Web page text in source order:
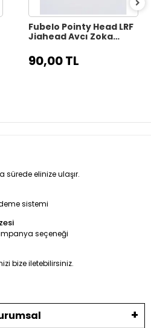
Fubelo Pointy Head LRF
Jighead Avcı Zoka
Adet)
90,00 TL
sürede elinize ulaşır.
sistemi
seçeneği
bize iletebilirsiniz.